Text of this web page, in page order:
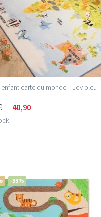
enfant carte du monde – Joy bleu
40,90
-33%